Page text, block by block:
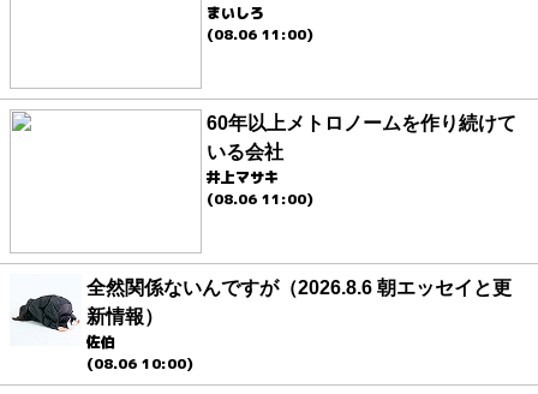
まいしろ
(08.06 11:00)
60年以上メトロノームを作り続けて
いる会社
井上マサキ
(08.06 11:00)
全然関係ないんですが（2026.8.6 朝エッセイと更
新情報）
佐伯
(08.06 10:00)